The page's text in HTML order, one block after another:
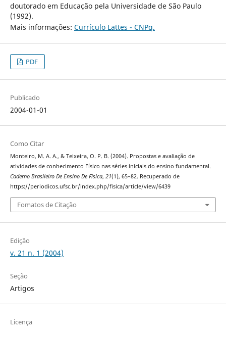
doutorado em Educação pela Universidade de São Paulo
(1992).
Mais informações: Currículo Lattes - CNPq.
PDF
Publicado
2004-01-01
Como Citar
Monteiro, M. A. A., & Teixeira, O. P. B. (2004). Propostas e avaliação de
atividades de conhecimento Físico nas séries iniciais do ensino fundamental.
Caderno Brasileiro De Ensino De Física, 21(1), 65–82. Recuperado de
https://periodicos.ufsc.br/index.php/fisica/article/view/6439
Fomatos de Citação
Edição
v. 21 n. 1 (2004)
Seção
Artigos
Licença